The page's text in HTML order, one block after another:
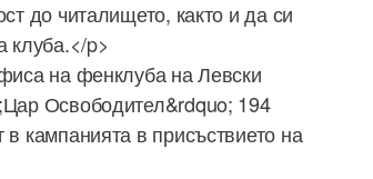
до читалището, както и да си
клуба.</p>
на фенклуба на Левски
Освободител&rdquo; 194
кампанията в присъствието на